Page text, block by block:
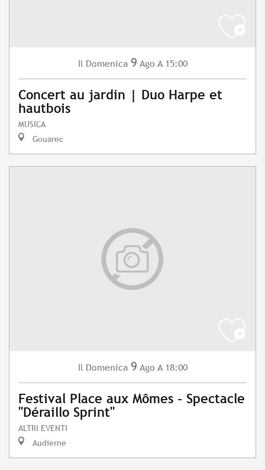
Il Domenica 9 Ago A 15:00
Concert au jardin | Duo Harpe et
hautbois
MUSICA
Gouarec
Il Domenica 9 Ago A 18:00
Festival Place aux Mômes - Spectacle
"Déraillo Sprint"
ALTRI EVENTI
Audierne